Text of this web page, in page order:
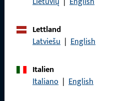
Lettland
Latviešu | English
Italien
Italiano | English
Produktkatalog